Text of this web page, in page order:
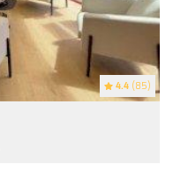
4.4 (85)